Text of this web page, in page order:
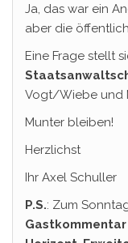
Ja, das war ein
aber die
Eine Frage stellt
Vogt/Wiebe und
Munter bleiben!
Herzlichst
Ihr Axel Schuller
P.S.: Zum
Gastkommentar